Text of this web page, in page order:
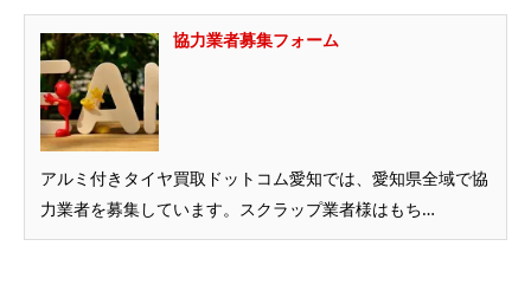
協力業者募集フォーム
アルミ付きタイヤ買取ドットコム愛知では、愛知県全域で協
力業者を募集しています。スクラップ業者様はもち…